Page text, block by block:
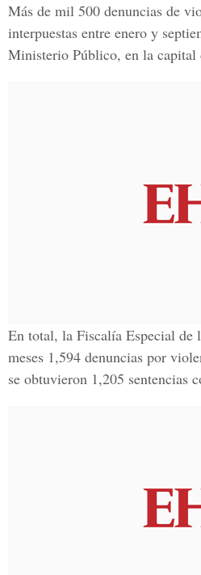
Más de mil 500 denuncias de
interpuestas entre enero y
Ministerio Público, en la capital
En total, la Fiscalía Especial de
meses 1,594 denuncias por
se obtuvieron 1,205 sentencias